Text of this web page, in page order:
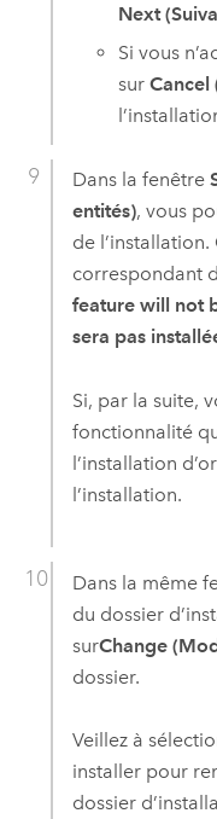
Next
Si vous
surCancel
Dans la fenêtre
entités), vous
de
correspondant
feature will not
sera pas
Si, par la suite,
fonctionnalité
l’installation
l’installation.
Dans la même
du dossier
surChange
dossier.
Veillez à
installer pour
dossier